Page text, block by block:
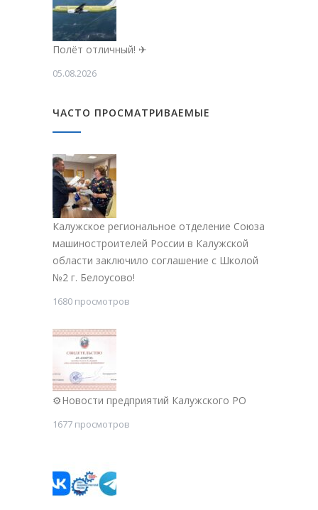
Полёт отличный! ✈
05.08.2026
ЧАСТО ПРОСМАТРИВАЕМЫЕ
Калужское региональное отделение Союза
машиностроителей России в Калужской
области заключило соглашение с Школой
№2 г. Белоусово!
1680 просмотров
⚙Новости предприятий Калужского РО
1677 просмотров